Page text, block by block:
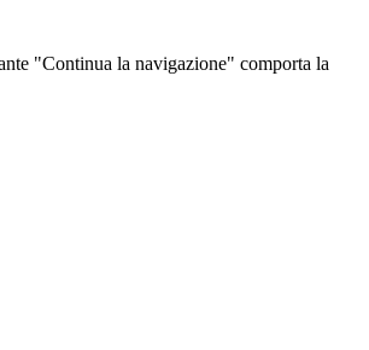
"Continua la navigazione" comporta la